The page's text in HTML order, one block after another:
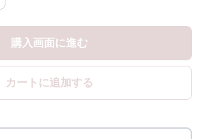
購入画面に進む
カートに追加する